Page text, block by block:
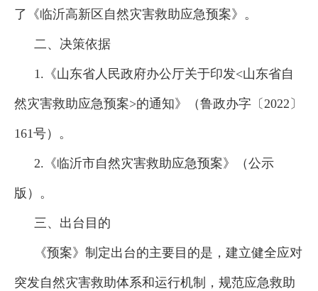
了《临沂高新区自然灾害救助应急预案》。
二、决策依据
1.《山东省人民政府办公厅关于印发<山东省自
然灾害救助应急预案>的通知》（鲁政办字〔2022〕
161号）。
2.《临沂市自然灾害救助应急预案》（公示
版）。
三、出台目的
《预案》制定出台的主要目的是，建立健全应对
突发自然灾害救助体系和运行机制，规范应急救助